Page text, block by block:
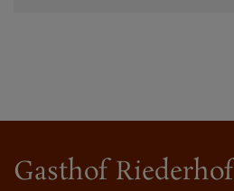
Gasthof Riederhof